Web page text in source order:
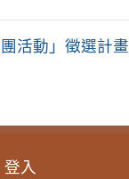
活動」徵選計畫
登入